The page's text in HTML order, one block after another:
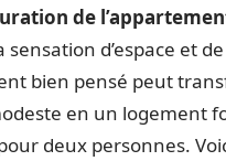
de
sensation d’espace et
bien pensé peut
en un logement
deux personnes.